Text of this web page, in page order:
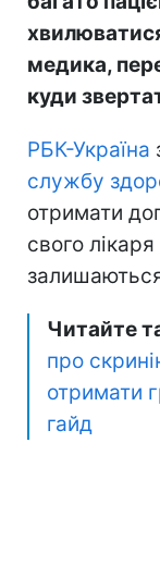
медика,
куди
РБК-Україна
службу
отримати
свого
Читайте
про
отримати
гайд